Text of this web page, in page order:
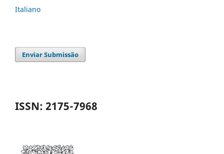
Italiano
Enviar Submissão
ISSN: 2175-7968